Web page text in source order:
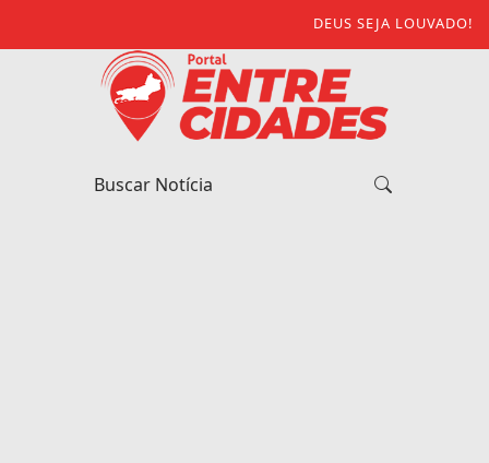
DEUS SEJA LOUVADO!